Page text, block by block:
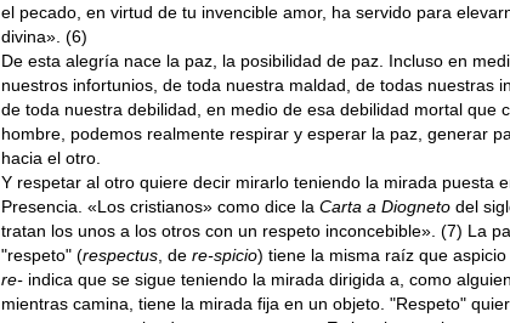
el pecado, en virtud de tu invencible amor, ha servido para
di­vina». (6)
De esta alegría nace la paz, la posibilidad de paz. Incluso en
nuestros infortu­nios, de toda nuestra maldad, de todas nuestras
de toda nuestra debilidad, en me­dio de esa debilidad mortal que
hombre, podemos realmente respirar y esperar la paz, generar
hacia el otro.
Y respetar al otro quiere decir mirarlo teniendo la mirada puesta
Presencia. «Los cristia­nos» como dice la Carta a Diogneto del
tratan los unos a los otros con un respeto in­concebible». (7) La
"respeto" (respectus , de re-spicio) tiene la misma raíz que
re- indica que se sigue teniendo la mirada dirigida a, como
mientras camina, tiene la mirada fija en un objeto. "Res­peto"